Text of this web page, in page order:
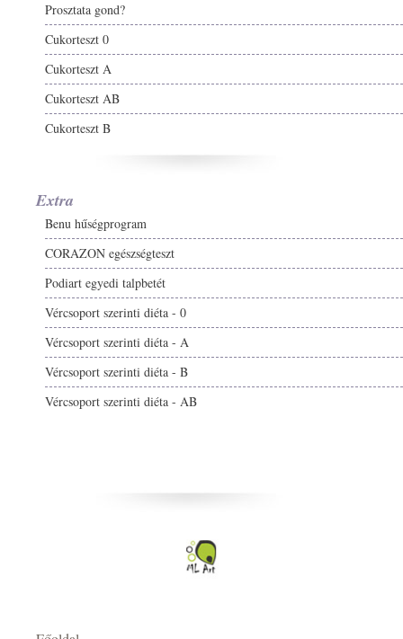
Prosztata gond?
Cukorteszt 0
Cukorteszt A
Cukorteszt AB
Cukorteszt B
Extra
Benu hűségprogram
CORAZON egészségteszt
Podiart egyedi talpbetét
Vércsoport szerinti diéta - 0
Vércsoport szerinti diéta - A
Vércsoport szerinti diéta - B
Vércsoport szerinti diéta - AB